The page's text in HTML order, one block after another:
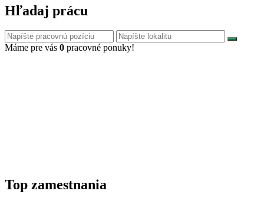
Hľadaj prácu
Máme pre vás 0 pracovné ponuky!
Top zamestnania